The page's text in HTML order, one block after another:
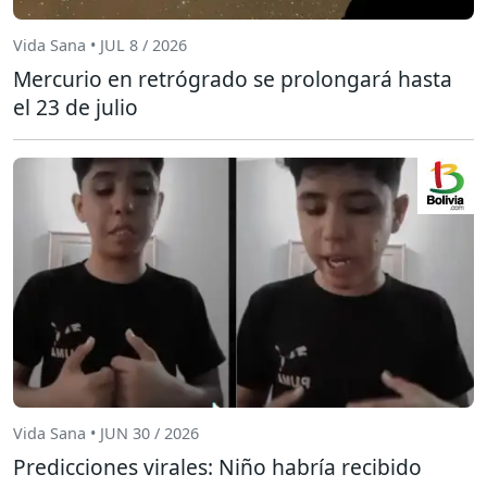
Vida Sana • JUL 8 / 2026
Mercurio en retrógrado se prolongará hasta
el 23 de julio
Vida Sana • JUN 30 / 2026
Predicciones virales: Niño habría recibido